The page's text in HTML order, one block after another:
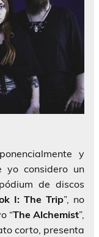
y
yo considero un
de discos
I: The Trip”, no
“The Alchemist”,
corto, presenta